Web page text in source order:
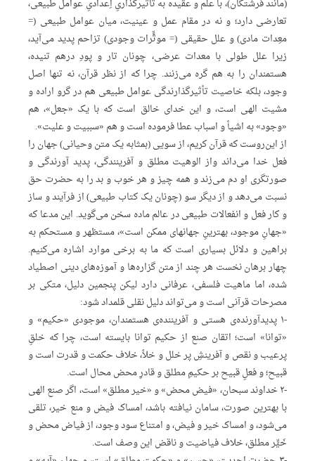
(مانند فرشتگان)، با علم‌ و عقیده‌ به‌ تاثیرگذاریِ‌ اِ‌عدادیِ‌ عوامل‌ طبیعی،
تعارضی‌ دارد؛ و نه‌ در مقام‌ عمل‌ و عینیت، میان‌ عوامل‌ طبیعی‌ (=
معِد‌ات‌ مادی) و علل‌ حقیقی‌ (= موثٍّرات‌ وجودی) تزاحم‌ پدید می‌آید،
زیرا علل‌ طولی‌ با معد‌ات‌ عرضی، چونان‌ تار و پودِ‌ درهم‌ تنیده،
هستمندان‌ را به‌ هم‌ گره‌ می‌زنند. چرا که‌ از نظر قرآن، نه‌ تنها اصل‌
وجود، بلکه‌ خاصیت‌ تأثیرگذارندگی‌ عوامل‌ طبیعی‌ هم‌ در گرو اراده‌ و
مشیت‌ الهی‌ است، و این‌ خدای‌ خالق‌ است‌ که‌ با یک‌ «جعل»، هم‌
«وجود» به‌ اشیأ و اسباب‌ عطا فرموده‌ است‌ و هم‌ «سببیت‌ و علیت».
از این‌روست‌ که‌ قرآن‌ کریم، از سویی‌ (بمثابه‌ یک‌ متن‌ وحیانی) جهان‌ را
فعل‌ خدا می‌داند واز الوهیت‌ مطلق‌ و آفرینندگی، پدید آورندگی‌ و
صورتگری‌ او دم‌ می‌زند و همه‌ چیز و هر خوب‌ و بد را به‌ حضرت‌ حق‌
نسبت‌ می‌دهد و از دیگر سو (چونان‌ یک‌ کتاب‌ طبیعی) از فرآیند و ساز
و کار فعل‌ و انفعالات‌ طبیعی‌ در عالم‌ ماده‌ سخن‌ می‌گوید. این‌ مد‌عا که‌
«جهانِ‌ موجود، بهترینِ‌ جهانهای‌ ممکن‌ است»، مستظهر و مستحکم‌ به‌
براهین‌ و دلائل‌ بسیاری‌ است‌ که‌ ما به‌ برخی‌ موارد اشاره‌ می‌کنیم.
چهار برهان‌ نخست‌ هر چند از متن‌ گزاره‌ها و آموزه‌های‌ دینی‌ اصطیاد
شده، اما ماهیت‌ فلسفی، عرفانی‌ دارد لیکن‌ پنجمین‌ دلیل، متکی‌ بر
مصرحات‌ قرآنی‌ است‌ و می‌تواند دلیل‌ نقلی‌ قلمداد شود:
-۱ پدیدآورنده‌ی‌ هستی‌ و آفریننده‌ی‌ هستمندان، موجودی‌ «حکیم» و
«توانا» است؛ اتقان‌ صنع‌ از حکیم‌ توانا بایسته‌ است، چرا که‌ خلقِ‌
پرعیب‌ و نقص‌ و آفرینشِ‌ پر خلل‌ و خلأ، خلاف‌ حکمت‌ و قدرت‌ است‌ و
قبیح؛ و فعلِ‌ قبیح‌ بر حکیمِ‌ مطلق‌ و قادرِ‌ محض‌ محال‌ است.
-۲ خداوند سبحان، «فیض‌ محض» و «خیر مطلق» است، اگر صنع‌ الهی‌
با بهترین‌ صورت، سامان‌ نیافته‌ باشد، امساک‌ فیض‌ و منع‌ خیر، تلقی‌
می‌شود، و امساک‌ خیر و فیض، و امتناع‌ سود وجود، از فیاض‌ محض‌ و
خَیٍّر مطلق، خلاف‌ فیاضیت‌ و ناقض‌ این‌ وصف‌ است.